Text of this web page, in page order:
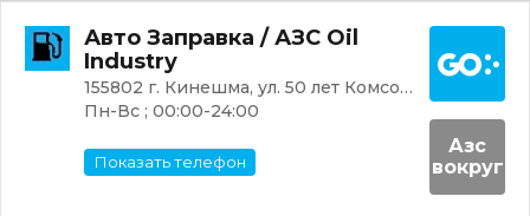
Авто Заправка / АЗС Oil
Industry
155802 г. Кинешма, ул. 50 лет Комсомола, 22А
Пн-Вс ; 00:00-24:00
Показать телефон
Азс
вокруг